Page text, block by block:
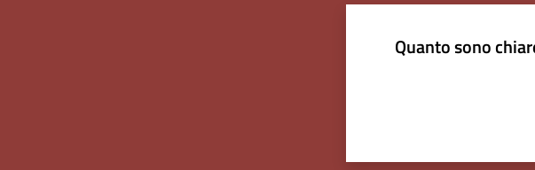
Quanto sono